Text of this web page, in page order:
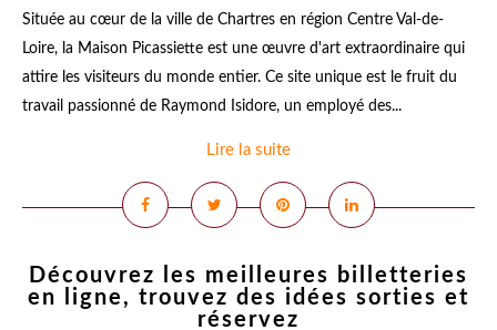
Située au cœur de la ville de Chartres en région Centre Val-de-
Loire, la Maison Picassiette est une œuvre d'art extraordinaire qui
attire les visiteurs du monde entier. Ce site unique est le fruit du
travail passionné de Raymond Isidore, un employé des...
Lire la suite
Découvrez les meilleures billetteries
en ligne, trouvez des idées sorties et
réservez